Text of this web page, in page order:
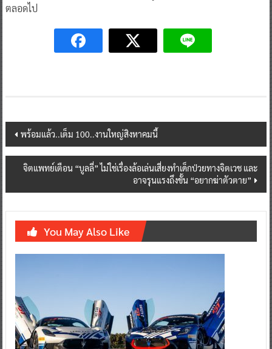
ตลอดไป
Post
navigation
พร้อมแล้ว..เต็ม 100..งานใหญ่สิงหาคมนี้
จิตแพทย์เตือน “บูลลี่” ไม่ใช่เรื่องล้อเล่นเสี่ยงทำเด็กป่วยทางจิตเวช และ
อาจรุนแรงถึงขั้น “อยากฆ่าตัวตาย”
You May Also Like